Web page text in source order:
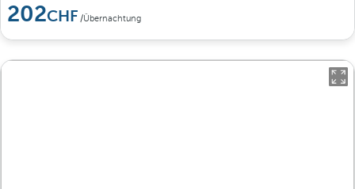
202 /Übernachtung